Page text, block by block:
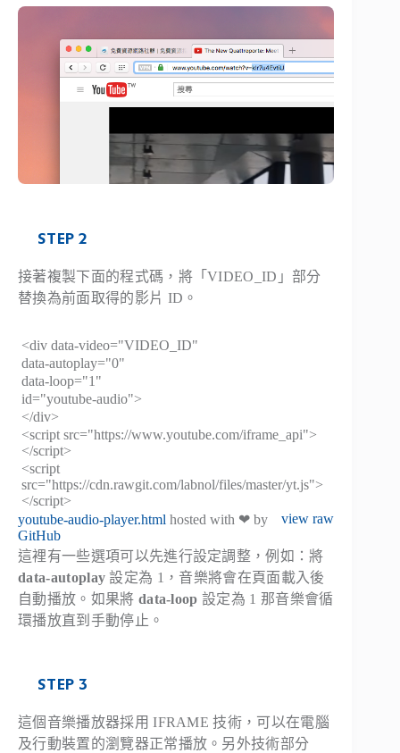
STEP 2
接著複製下面的程式碼，將「VIDEO_ID」部分
替換為前面取得的影片 ID。
<div data-video="VIDEO_ID"
data-autoplay="0"
data-loop="1"
id="youtube-audio">
</div>
<script src="https://www.youtube.com/iframe_api">
</script>
<script
src="https://cdn.rawgit.com/labnol/files/master/yt.js">
</script>
view raw
youtube-audio-player.html hosted with ❤ by
GitHub
這裡有一些選項可以先進行設定調整，例如：將
data-autoplay 設定為 1，音樂將會在頁面載入後
自動播放。如果將 data-loop 設定為 1 那音樂會循
環播放直到手動停止。
STEP 3
這個音樂播放器採用 IFRAME 技術，可以在電腦
及行動裝置的瀏覽器正常播放。另外技術部分